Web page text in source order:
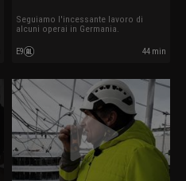
Seguiamo l'incessante lavoro di
alcuni operai in Germania.
E9 44 min